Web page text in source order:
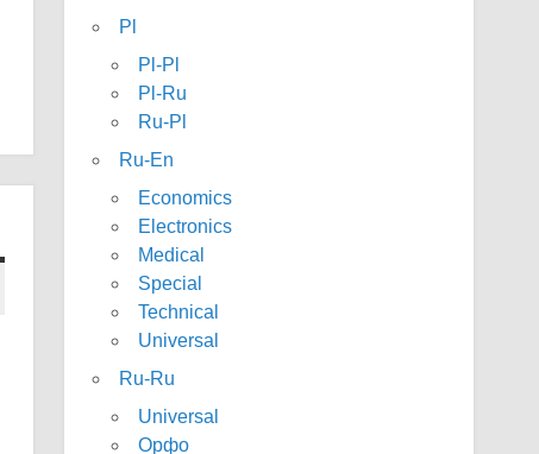
Pl
Pl-Pl
Pl-Ru
Ru-Pl
Ru-En
Economics
Electronics
Medical
Special
Technical
Universal
Ru-Ru
Universal
Орфо